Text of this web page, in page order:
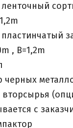
, B=1,2m
черных
вторсырья
с